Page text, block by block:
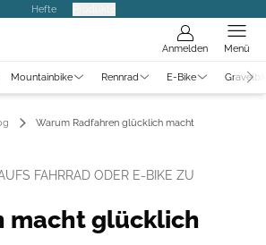
Hefte
Anmelden Menü
Mountainbike Rennrad E-Bike
Warum Radfahren glücklich macht
FAHRRAD ODER E-BIKE ZU
macht glücklich